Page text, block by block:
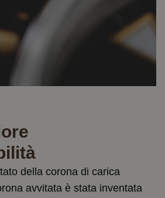
della corona di carica
avvitata è stata inventata